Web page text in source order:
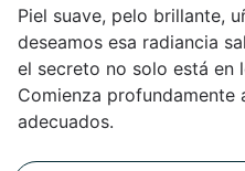
Piel suave, pelo brillante,
deseamos esa radiancia
el secreto no solo está en
Comienza
adecuados.